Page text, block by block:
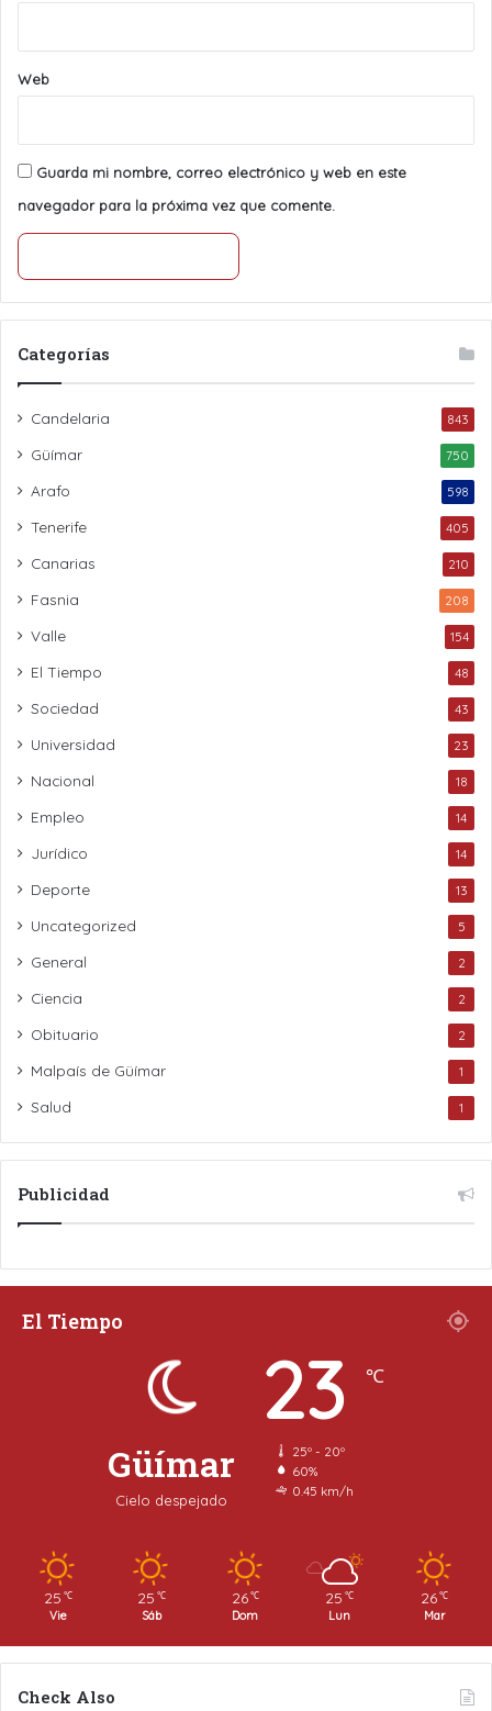
Web
Guarda mi nombre, correo electrónico y web en este
navegador para la próxima vez que comente.
Categorías
Candelaria 843
Güímar 750
Arafo 598
Tenerife 405
Canarias 210
Fasnia 208
Valle 154
El Tiempo 48
Sociedad 43
Universidad 23
Nacional 18
Empleo 14
Jurídico 14
Deporte 13
Uncategorized 5
General 2
Ciencia 2
Obituario 2
Malpaís de Güímar 1
Salud 1
Publicidad
El Tiempo
Güímar
Cielo despejado
23 ℃
25º - 20º
60%
0.45 km/h
25 ℃
Vie
25 ℃
Sáb
26 ℃
Dom
25 ℃
Lun
26 ℃
Mar
Check Also